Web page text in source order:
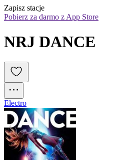
Zapisz stacje
Pobierz za darmo z App Store
NRJ DANCE
Electro